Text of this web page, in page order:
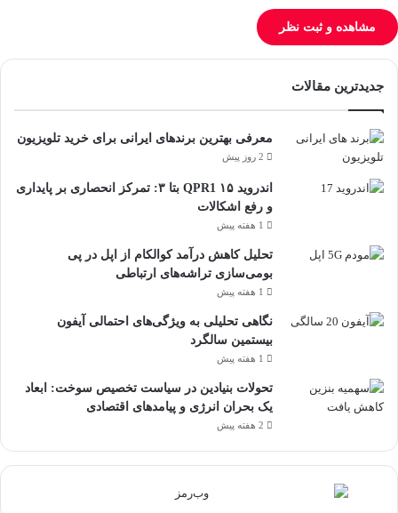
مشاهده و ثبت نظر
جدیدترین مقالات
معرفی بهترین برندهای ایرانی برای خرید تلویزیون
2 روز پیش
اندروید ۱۵ QPR1 بتا ۳: تمرکز انحصاری بر پایداری
و رفع اشکالات
1 هفته پیش
تحلیل کاهش درآمد کوالکام از اپل در پی
بومی‌سازی تراشه‌های ارتباطی
1 هفته پیش
نگاهی تحلیلی به ویژگی‌های احتمالی آیفون
بیستمین سالگرد
1 هفته پیش
تحولات بنیادین در سیاست تخصیص سوخت: ابعاد
یک بحران انرژی و پیامدهای اقتصادی
2 هفته پیش